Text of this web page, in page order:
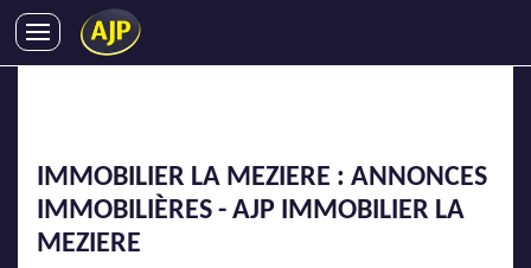
GESTION LOCATIVE
SYNDIC
IMMOBILIER LA MEZIERE : ANNONCES
IMMOBILIÈRES - AJP IMMOBILIER LA
MEZIERE